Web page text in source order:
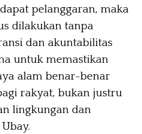
pelanggaran, maka
dilakukan tanpa
dan akuntabilitas
untuk memastikan
alam benar-benar
rakyat, bukan justru
lingkungan dan